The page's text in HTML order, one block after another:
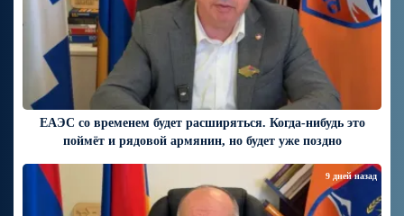
ЕАЭС со временем будет расширяться. Когда-нибудь это
поймёт и рядовой армянин, но будет уже поздно
9 дней назад